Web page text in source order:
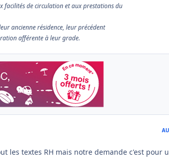
de circulation et aux prestations du
ancienne résidence, leur précédent
afférente à leur grade.
les textes RH mais notre demande c'est pour